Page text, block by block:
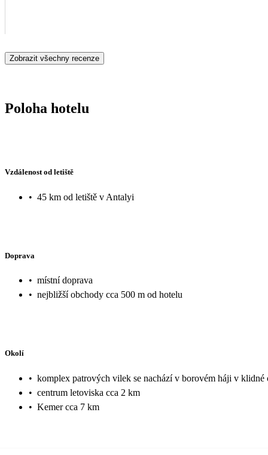
Zobrazit všechny recenze
Poloha hotelu
Vzdálenost od letiště
• 45 km od letiště v Antalyi
Doprava
• místní doprava
• nejbližší obchody cca 500 m od hotelu
Okolí
• komplex patrových vilek se nachází v borovém háji v klidné
• centrum letoviska cca 2 km
• Kemer cca 7 km